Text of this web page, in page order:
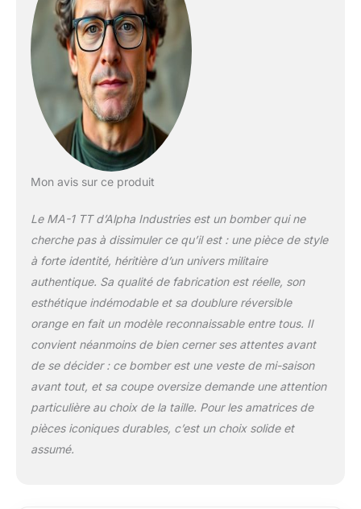
Mon avis sur ce produit
Le MA-1 TT d’Alpha Industries est un bomber qui ne
cherche pas à dissimuler ce qu’il est : une pièce de style
à forte identité, héritière d’un univers militaire
authentique. Sa qualité de fabrication est réelle, son
esthétique indémodable et sa doublure réversible
orange en fait un modèle reconnaissable entre tous. Il
convient néanmoins de bien cerner ses attentes avant
de se décider : ce bomber est une veste de mi-saison
avant tout, et sa coupe oversize demande une attention
particulière au choix de la taille. Pour les amatrices de
pièces iconiques durables, c’est un choix solide et
assumé.